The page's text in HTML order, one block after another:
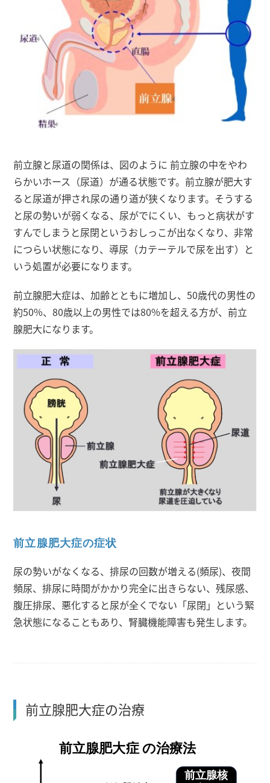
前立腺と尿道の関係は、図のように 前立腺の中をやわ
らかいホース（尿道）が通る状態です。前立腺が肥大す
ると尿道が押され尿の通り道が狭くなります。そうする
と尿の勢いが弱くなる、尿がでにくい、もっと病状がす
すんでしまうと尿閉というおしっこが出なくなり、非常
につらい状態になり、導尿（カテーテルで尿を出す）と
いう処置が必要になります。
前立腺肥大症は、加齢とともに増加し、50歳代の男性の
約50%、80歳以上の男性では80%を超える方が、前立
腺肥大になります。
前立腺肥大症の症状
尿の勢いがなくなる、排尿の回数が増える(頻尿)、夜間
頻尿、排尿に時間がかかり完全に出きらない、残尿感、
腹圧排尿、悪化すると尿が全くでない「尿閉」という緊
急状態になることもあり、腎臓機能障害も発生します。
前立腺肥大症の治療